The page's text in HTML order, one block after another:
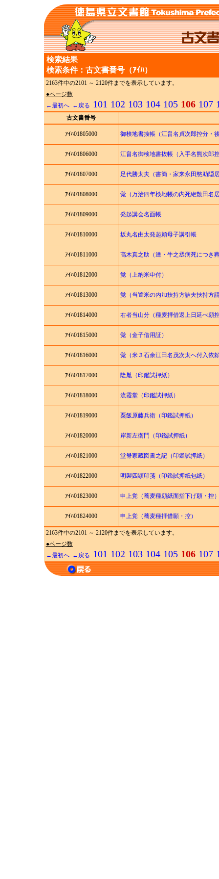
検索結果
検索条件：古文書番号（ｱｲﾊ）
2163件中の2101 ～ 2120件までを表示しています。
●ページ数
←最初へ
←戻る 101 102 103 104 105 106 107
古文書番号
ｱｲﾊ01805000 御検地書抜帳（江畠名貞次郎控分・
ｱｲﾊ01806000 江畠名御検地書抜帳（入手名熊次郎
ｱｲﾊ01807000 足代勝太夫（書簡・家来永田愍助隠
ｱｲﾊ01808000 覚（万治四年検地帳の内死絶散田名
ｱｲﾊ01809000 発起講会名面帳
ｱｲﾊ01810000 坂丸名由太発起頼母子講引帳
ｱｲﾊ01811000 高木真之助（達・牛之丞病死につき
ｱｲﾊ01812000 覚（上納米申付）
ｱｲﾊ01813000 覚（当置米の内加扶持方詰夫扶持方
ｱｲﾊ01814000 右者当山分（種麦拝借返上日延べ願
ｱｲﾊ01815000 覚（金子借用証）
ｱｲﾊ01816000 覚（米３石余江田名茂次太へ付入依
ｱｲﾊ01817000 隆胤（印鑑試押紙）
ｱｲﾊ01818000 流霞堂（印鑑試押紙）
ｱｲﾊ01819000 粟飯原藤兵衛（印鑑試押紙）
ｱｲﾊ01820000 岸新左衛門（印鑑試押紙）
ｱｲﾊ01821000 堂脊家蔵図書之記（印鑑試押紙）
ｱｲﾊ01822000 明製四顕印箋（印鑑試押紙包紙）
ｱｲﾊ01823000 申上覚（蕎麦種願紙面指下げ願・控
ｱｲﾊ01824000 申上覚（蕎麦種拝借願・控）
2163件中の2101 ～ 2120件までを表示しています。
●ページ数
←最初へ
←戻る 101 102 103 104 105 106 107